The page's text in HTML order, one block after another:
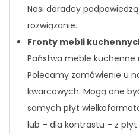
Nasi doradcy
rozwiązanie.
Fronty mebli
Państwa meble kuchenne
Polecamy zamówienie u
kwarcowych. Mogą one
samych płyt
lub – dla kontrastu – z